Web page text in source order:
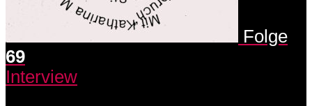
Folge
69
Interview